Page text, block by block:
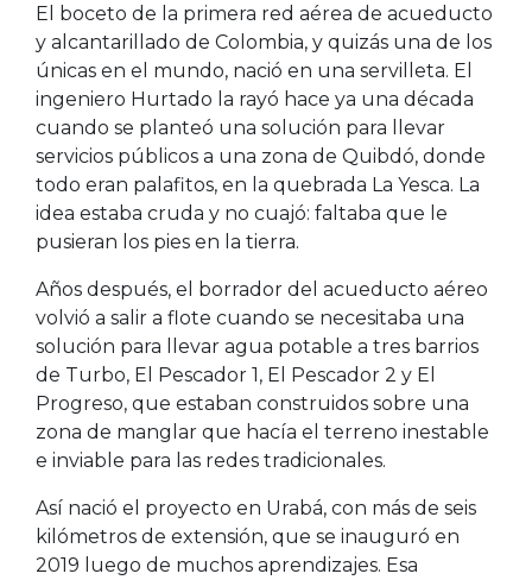
El boceto de la primera red aérea de acueducto
y alcantarillado de Colombia, y quizás una de los
únicas en el mundo, nació en una servilleta. El
ingeniero Hurtado la rayó hace ya una década
cuando se planteó una solución para llevar
servicios públicos a una zona de Quibdó, donde
todo eran palafitos, en la quebrada La Yesca. La
idea estaba cruda y no cuajó: faltaba que le
pusieran los pies en la tierra.
Años después, el borrador del acueducto aéreo
volvió a salir a flote cuando se necesitaba una
solución para llevar agua potable a tres barrios
de Turbo, El Pescador 1, El Pescador 2 y El
Progreso, que estaban construidos sobre una
zona de manglar que hacía el terreno inestable
e inviable para las redes tradicionales.
Así nació el proyecto en Urabá, con más de seis
kilómetros de extensión, que se inauguró en
2019 luego de muchos aprendizajes. Esa